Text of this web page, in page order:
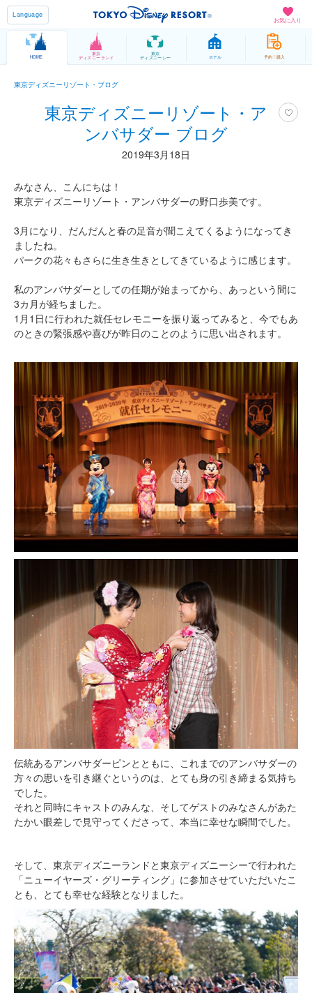
お気に入り
Language
HOME
東京
ディズニーランド
東京
ディズニーシー ホテル 予約 / 購入
東京ディズニーリゾート・ブログ
東京ディズニーリゾート・ア
ンバサダー ブログ
2019年3月18日
みなさん、こんにちは！
東京ディズニーリゾート・アンバサダーの野口歩美です。
3月になり、だんだんと春の足音が聞こえてくるようになってき
ましたね。
パークの花々もさらに生き生きとしてきているように感じます。
私のアンバサダーとしての任期が始まってから、あっという間に
3カ月が経ちました。
1月1日に行われた就任セレモニーを振り返ってみると、今でもあ
のときの緊張感や喜びが昨日のことのように思い出されます。
伝統あるアンバサダーピンとともに、これまでのアンバサダーの
方々の思いを引き継ぐというのは、とても身の引き締まる気持ち
でした。
それと同時にキャストのみんな、そしてゲストのみなさんがあた
たかい眼差しで見守ってくださって、本当に幸せな瞬間でした。
そして、東京ディズニーランドと東京ディズニーシーで行われた
「ニューイヤーズ・グリーティング」に参加させていただいたこ
とも、とても幸せな経験となりました。